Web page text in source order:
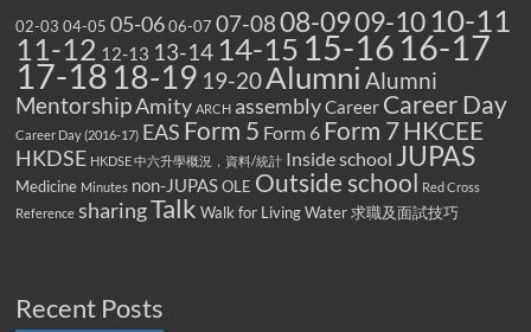
02-03 04-05 05-06 06-07 07-0808-0909-10 10-11
11-12 12-13 13-14 14-15 15-16 16-17
17-18 18-19 19-20Alumni Alumni
MentorshipAmity ARCH assemblyCareer Career Day
Career Day (2016-17) EAS Form 5 Form 6 Form 7HKCEE
HKDSE HKDSE 中六升學概況，資料/統計 Inside school JUPAS
Medicine Minutes non-JUPAS OLE Outside school Red Cross
Reference sharingTalk Walk for Living Water 求職及面試技巧
Recent Posts